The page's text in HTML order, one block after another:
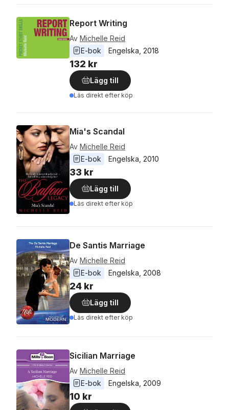
Report Writing
Av Michelle Reid
E-bok
Engelska 2018
132 kr
Lägg till
Läs direkt efter köp
Mia's Scandal
Av Michelle Reid
E-bok
Engelska 2010
33 kr
Lägg till
Läs direkt efter köp
De Santis Marriage
Av Michelle Reid
E-bok
Engelska 2008
24 kr
Lägg till
Läs direkt efter köp
Sicilian Marriage
Av Michelle Reid
E-bok
Engelska 2009
10 kr